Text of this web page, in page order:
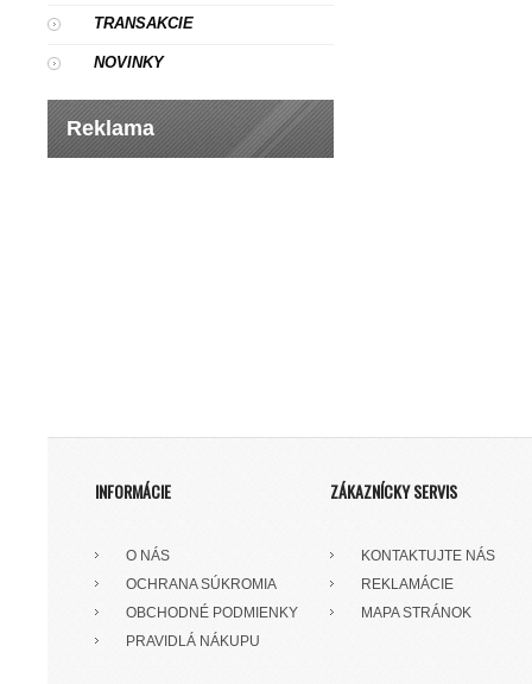
TRANSAKCIE
NOVINKY
Reklama
INFORMÁCIE
O NÁS
OCHRANA SÚKROMIA
OBCHODNÉ PODMIENKY
PRAVIDLÁ NÁKUPU
ZÁKAZNÍCKY SERVIS
KONTAKTUJTE NÁS
REKLAMÁCIE
MAPA STRÁNOK